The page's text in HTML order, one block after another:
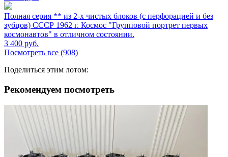
Полная серия ** из 2-х чистых блоков (с перфорацией и без
зубцов) СССР 1962 г. Космос "Групповой портрет первых
космонавтов" в отличном состоянии.
3 400 руб.
Посмотреть все (908)
Поделиться этим лотом:
Рекомендуем посмотреть